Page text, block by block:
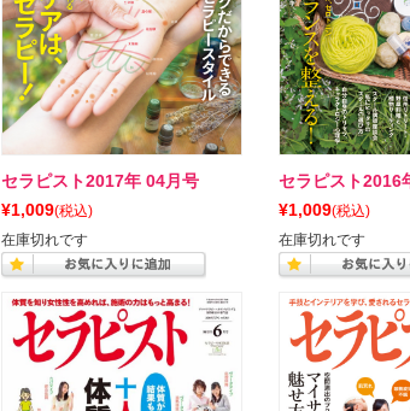
セラピスト2017年 04月号
¥1,009(税込)
在庫切れです
セラピスト2016
¥1,009(税込)
在庫切れです